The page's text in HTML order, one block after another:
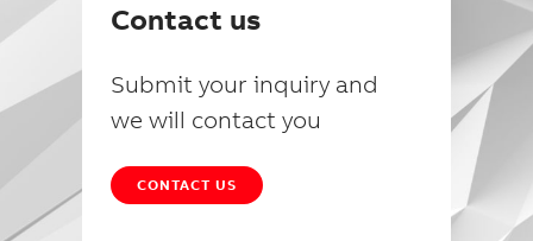
Contact us
Submit your inquiry and
we will contact you
CONTACT US